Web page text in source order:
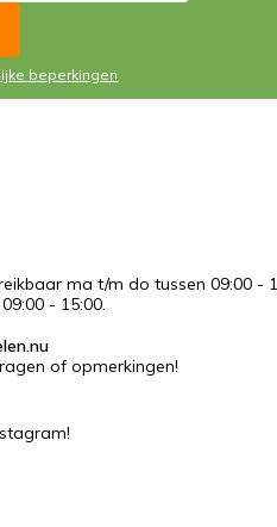
beperkingen
ma t/m do tussen 09:00 -
- 15:00.
of opmerkingen!